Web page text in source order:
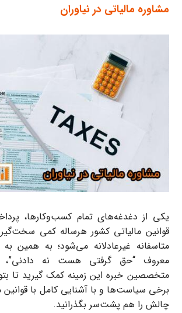
مشاوره مالیاتی در نیاوران
یکی از دغدغه‌های تمام کسب‌وکارها،
قوانین مالیاتی کشور هرساله کمی
متاسفانه غیرعادلانه می‌شود؛ به همین
معروف “حق گرفتی هست نه دادنی”،
متخصصین خبره این زمینه کمک گیرید تا
برخی سیاست‌ها و با آشنایی کامل با قوانین
چالش را هم پشت‌سر بگذرانید.